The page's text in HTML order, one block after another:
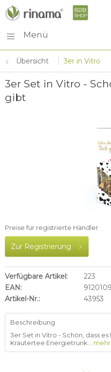
Menü
Übersicht 3er in Vitro
3er Set in Vitro -
gibt
Preise für registrierte Händler
Zur Registrierung
Verfügbare Artikel:
223
EAN:
Artikel-Nr.:
43953
Beschreibung
3er Set in Vitro - Schön, dass
Kräutertee Energietrunk...
mehr